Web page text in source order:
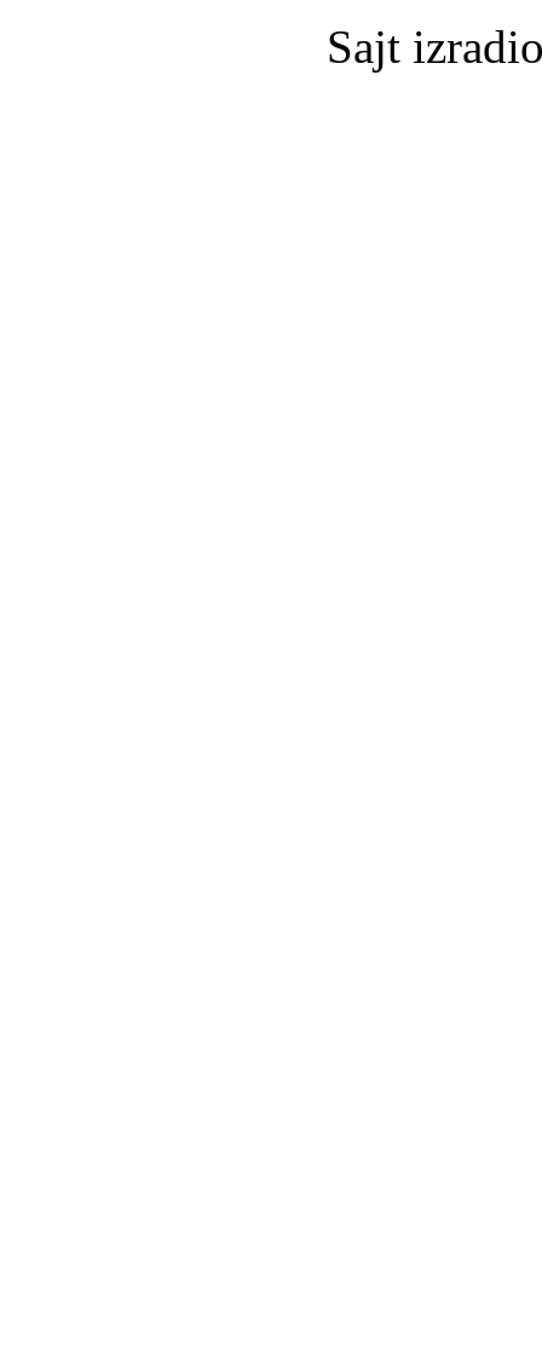
Sajt